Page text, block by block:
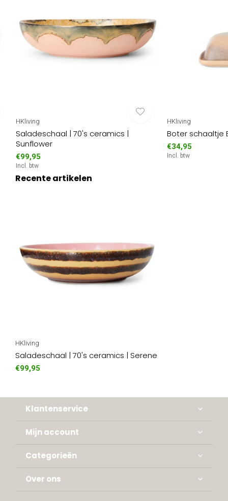
HKliving
Saladeschaal | 70's ceramics |
Sunflower
€99,95
Incl. btw
HKliving
Boter schaaltje
€34,95
Incl. btw
Recente artikelen
HKliving
Saladeschaal | 70's ceramics | Serene
€99,95
Klantenservice
Mijn account
Categorieën
Over ons